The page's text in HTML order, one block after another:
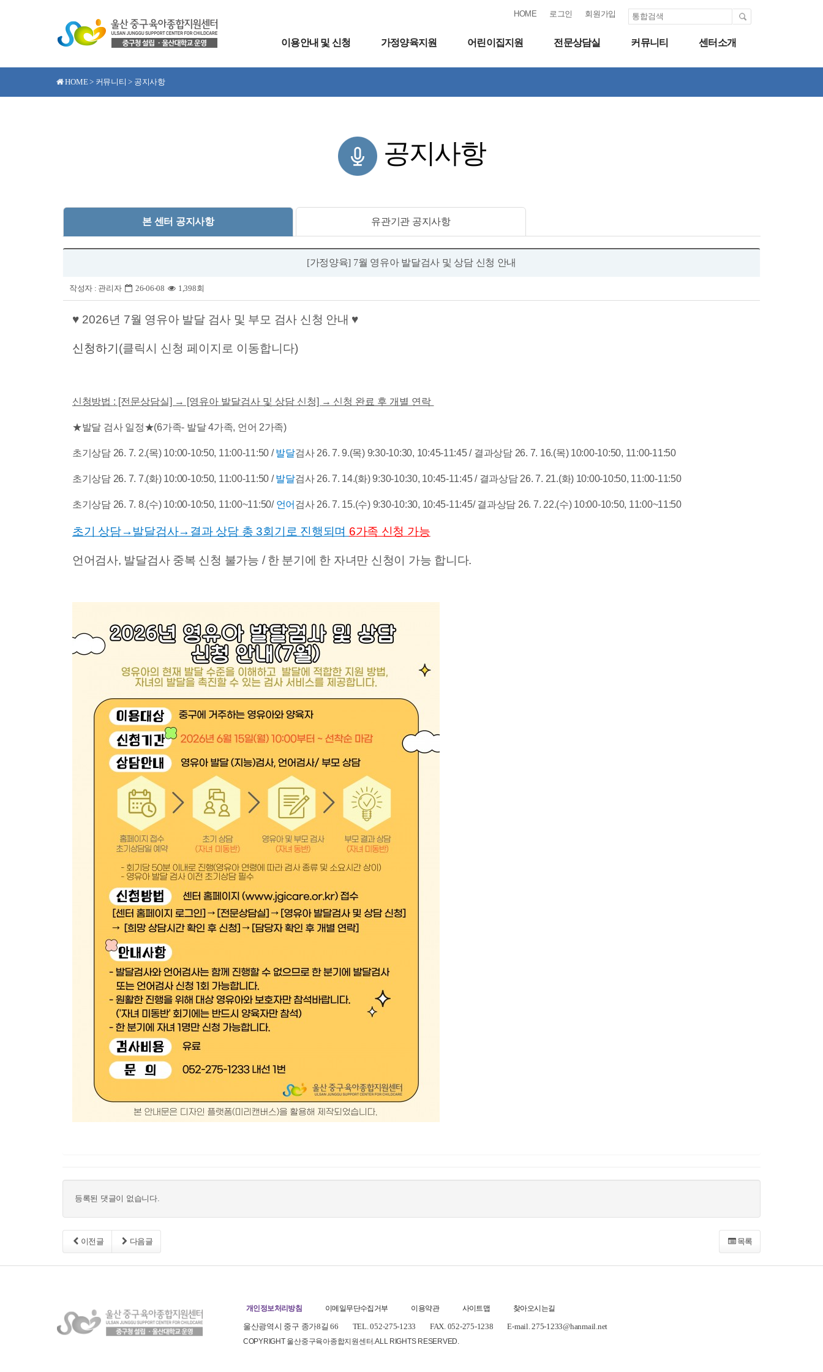
HOME 로그인 회원가입
이용안내 및 신청 가정양육지원 어린이집지원 전문상담실 커뮤니티 센터소개
HOME > 커뮤니티 > 공지사항
공지사항
본 센터 공지사항 유관기관 공지사항
[가정양육] 7월 영유아 발달검사 및 상담 신청 안내
작성자 : 관리자 26-06-08 1,398회
♥ 2026년 7월 영유아 발달 검사 및 부모 검사 신청 안내 ♥
신청하기 (클릭시 신청 페이지로 이동합니다)
신청방법 : [전문상담실] → [영유아 발달검사 및 상담 신청] → ​ 신청 완료 후 개별 연락
★발달 검사 일정★(6가족- 발달 4가족, 언어 2가족)
초기상담 26. 7. 2.(목) 10:00-10:50, 11:00-11:50 ​ /발달검사 26. 7. 9.(목​) 9:30-10:30, 10:45-11:45​ / 결과상담 26. 7. 16.(목) 10:00-10:50, 11:00-11:50
초기상담 26. 7. 7.(화) 10:00-10:50, 11:00-11:50 ​ /발달검사 26. 7. 14.(화​) 9:30-10:30, 10:45-11:45​ / 결과상담 26. 7. 21.(화) 10:00-10:50, 11:00-11:50
초기상담 26. 7. 8.(수) 10:00-10:50, 11:00~11:50/ 언어 검사 26. 7. 15.(수​) 9:30-10:30, 10:45-11:45/결과상담 26. 7. 22.(수) 10:00-10:50, 11:00~11:50
초기 상담→발달검사→ 결과 상담 총3회기로 진행되며 6가족 신청 가능
언어검사, 발달검사 중복 신청 불가능 / 한 분기에 한 자녀만 신청이 가능 합니다.
등록된 댓글이 없습니다.
이전글 다음글 목록
개인정보처리방침 이메일무단수집거부 이용약관 사이트맵 찾아오시는길
울산광역시 중구 종가8길 66 TEL. 052-275-1233 FAX. 052-275-1238 E-mail. 275-1233@hanmail.net
COPYRIGHT 울산중구육아종합지원센터.ALL RIGHTS RESERVED.